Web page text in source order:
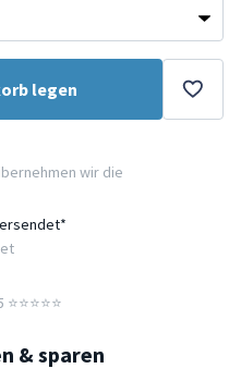
legen
wir die
& sparen